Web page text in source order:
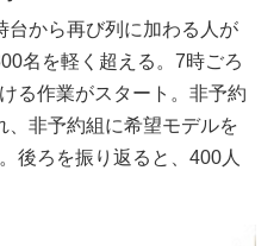
から再び列に加わる人が
名を軽く超える。7時ごろ
る作業がスタート。非予約
、非予約組に希望モデルを
後ろを振り返ると、400人